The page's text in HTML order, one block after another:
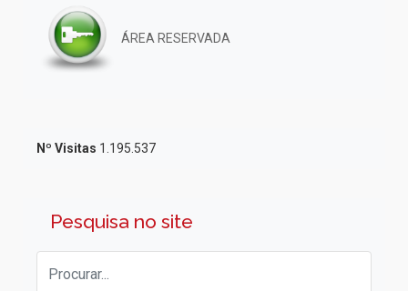
ÁREA RESERVADA
Nº Visitas 1.195.537
Pesquisa no site